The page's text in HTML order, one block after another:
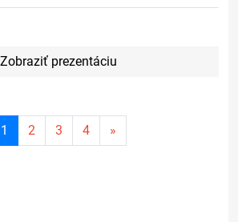
Zobraziť prezentáciu
1
Aktuálna
stránka
2 3 4 »